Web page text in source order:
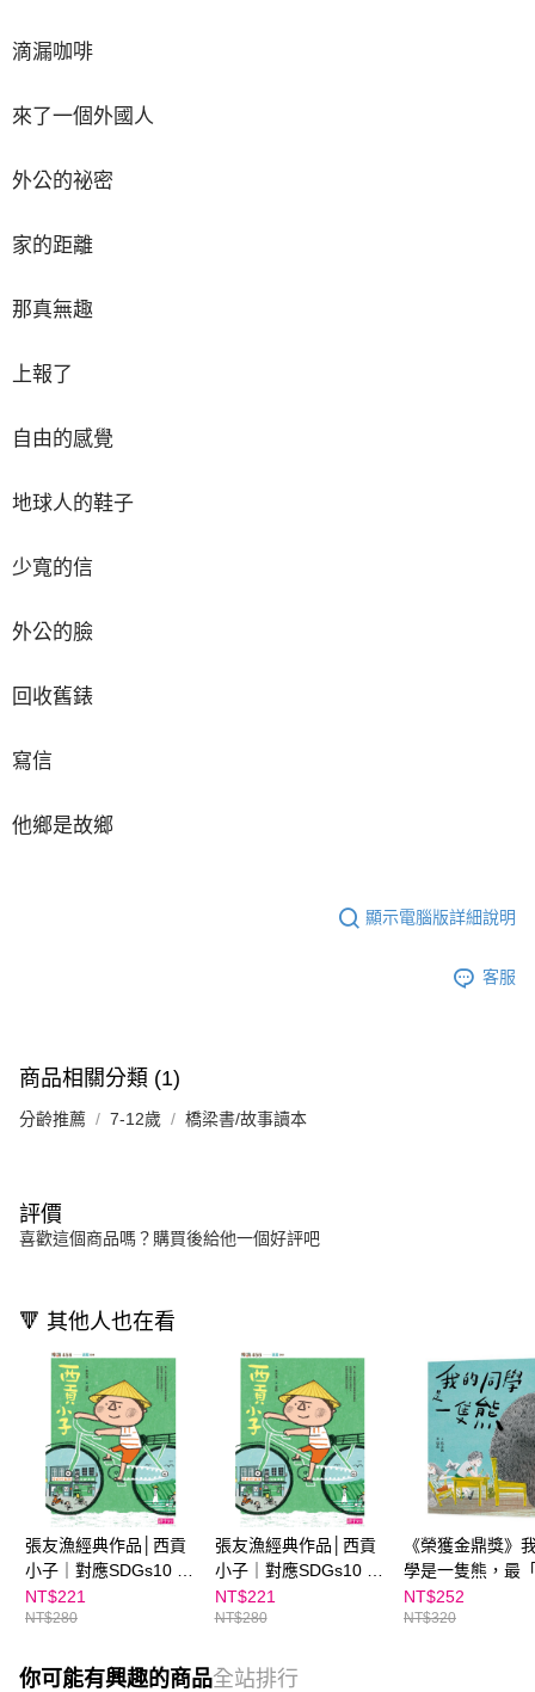
滴漏咖啡
來了一個外國人
外公的祕密
家的距離
那真無趣
上報了
自由的感覺
地球人的鞋子
少寬的信
外公的臉
回收舊錶
寫信
他鄉是故鄉
顯示電腦版詳細說明
客服
商品相關分類 (1)
分齡推薦 7-12歲 橋梁書/故事讀本
評價
喜歡這個商品嗎？購買後給他一個好評吧
🔻 其他人也在看
張友漁經典作品│西貢
小子｜對應SDGs10 減
少不平等
NT$221
NT$280
張友漁經典作品│西貢
小子｜對應SDGs10 減
少不平等★ 班書推薦
NT$221
NT$280
《榮獲金鼎獎》
學是一隻熊，最
心」的生態教育
張友漁經典作品
NT$252
NT$320
你可能有興趣的商品全站排行